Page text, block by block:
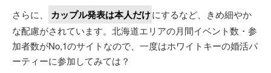
さらに、 カップル発表は本人だけにするなど、きめ細やか
な配慮がされています。北海道エリアの月間イベント数・参
加者数がNo,1のサイトなので、一度はホワイトキーの婚活パ
ーティーに参加してみては？